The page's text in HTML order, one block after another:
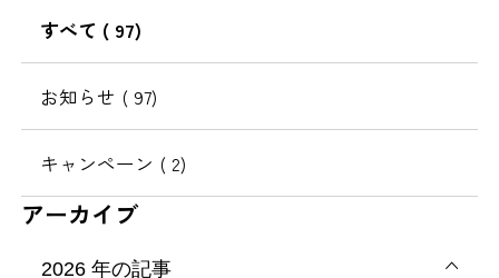
動
すべて ( 97)
お知らせ ( 97)
キャンペーン ( 2)
アーカイブ
2026 年の記事